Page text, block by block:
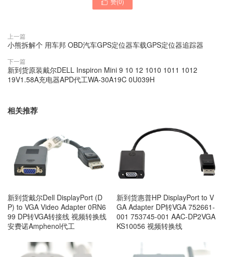

上一篇
小熊拆解个 用车邦 OBD汽车GPS定位器车载GPS定位器追踪器
下一篇
新到货原装戴尔DELL Inspiron Mini 9 10 12 1010 1011 1012
19V1.58A充电器APD代工WA-30A19C 0U039H
相关推荐
新到货戴尔Dell DisplayPort (D
P) to VGA Video Adapter 0RN6
99 DP转VGA转接线 视频转换线
安费诺Amphenol代工
新到货惠普HP DisplayPort to V
GA Adapter DP转VGA 752661-
001 753745-001 AAC-DP2VGA
KS10056 视频转换线